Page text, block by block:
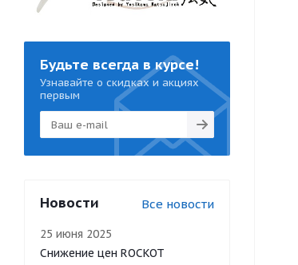
Будьте всегда в курсе!
Узнавайте о скидках и акциях
первым
Новости Все новости
25 июня 2025
Снижение цен ROCKOT